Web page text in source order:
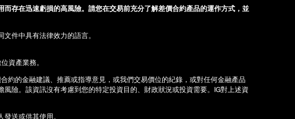
存在迅速虧損的高風險。請您在交易前充分了解差價合約產品的運作方式，並
件中具有法律效力的語言。
資產業務。
約的金融建議、推薦或指導意見，或我們交易價位的紀錄，或對任何金融產品
險。該資訊沒有考慮到您的特定投資目的、財政狀況或投資需要。IG對上述資
送或供其使用。